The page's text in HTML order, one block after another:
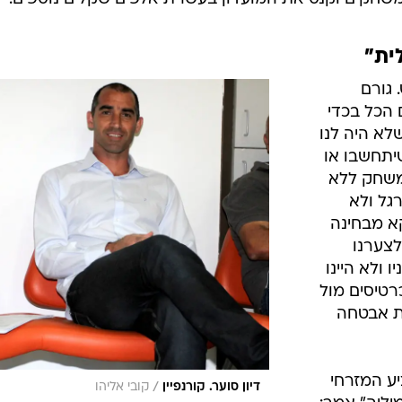
דיון סוער. קורנפיין / קובי אליהו
גורם
הכל בכדי
היה לנו
או
משחק ללא
ולא
מבחינה
ולא היינו
למכור יותר מ-1,000-1,500 כרטיסים מול
אבטחה
המזרחי